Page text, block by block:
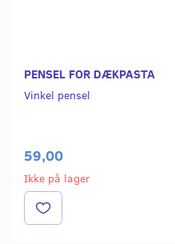
PENSEL FOR DÆKPASTA
Vinkel pensel
59,00
Ikke på lager